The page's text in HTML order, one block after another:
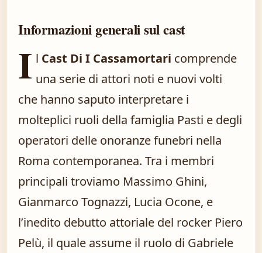
Informazioni generali sul cast
I l Cast Di I Cassamortari comprende
una serie di attori noti e nuovi volti
che hanno saputo interpretare i
molteplici ruoli della famiglia Pasti e degli
operatori delle onoranze funebri nella
Roma contemporanea. Tra i membri
principali troviamo Massimo Ghini,
Gianmarco Tognazzi, Lucia Ocone, e
l’inedito debutto attoriale del rocker Piero
Pelù, il quale assume il ruolo di Gabriele